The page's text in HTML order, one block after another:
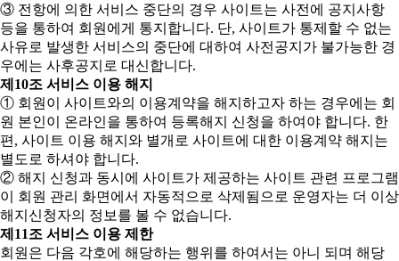
③ 전항에 의한 서비스 중단의 경우 사이트는 사전에 공지사항
등을 통하여 회원에게 통지합니다. 단, 사이트가 통제할 수 없는
사유로 발생한 서비스의 중단에 대하여 사전공지가 불가능한 경
우에는 사후공지로 대신합니다.
제10조 서비스 이용 해지
① 회원이 사이트와의 이용계약을 해지하고자 하는 경우에는 회
원 본인이 온라인을 통하여 등록해지 신청을 하여야 합니다. 한
편, 사이트 이용 해지와 별개로 사이트에 대한 이용계약 해지는
별도로 하셔야 합니다.
② 해지 신청과 동시에 사이트가 제공하는 사이트 관련 프로그램
이 회원 관리 화면에서 자동적으로 삭제됨으로 운영자는 더 이상
해지신청자의 정보를 볼 수 없습니다.
제11조 서비스 이용 제한
회원은 다음 각호에 해당하는 행위를 하여서는 아니 되며 해당